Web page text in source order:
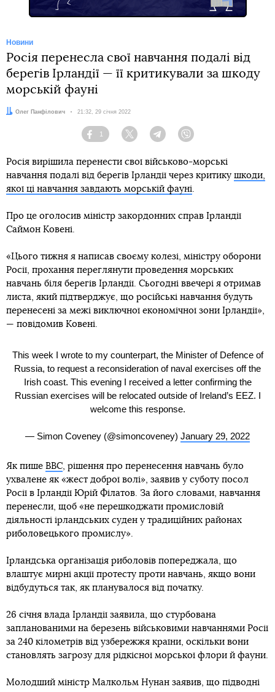
Новини
Росія перенесла свої навчання подалі від
берегів Ірландії — її критикували за шкоду
морській фауні
Автор:
Олег Панфілович Дата:
21:32, 29 січня 2022
Facebook
1
Twitter TelegramViber
Росія вирішила перенести свої військово-морські
навчання подалі від берегів Ірландії через критику шкоди,
якої ці навчання завдають морській фауні.
Про це оголосив міністр закордонних справ Ірландії
Саймон Ковені.
«Цього тижня я написав своєму колезі, міністру оборони
Росії, прохання переглянути проведення морських
навчань біля берегів Ірландії. Сьогодні ввечері я отримав
листа, який підтверджує, що російські навчання будуть
перенесені за межі виключної економічної зони Ірландії»,
— повідомив Ковені.
This week I wrote to my counterpart, the Minister of Defence of
Russia, to request a reconsideration of naval exercises off the
Irish coast. This evening I received a letter confirming the
Russian exercises will be relocated outside of Ireland’s EEZ. I
welcome this response.
— Simon Coveney (@simoncoveney) January 29, 2022
Як пише BBC, рішення про перенесення навчань було
ухвалене як «жест доброї волі», заявив у суботу посол
Росії в Ірландії Юрій Філатов. За його словами, навчання
перенесли, щоб «не перешкоджати промисловій
діяльності ірландських суден у традиційних районах
риболовецького промислу».
Ірландська організація риболовів попереджала, що
влаштує мирні акції протесту проти навчань, якщо вони
відбудуться так, як планувалося від початку.
26 січня влада Ірландії заявила, що стурбована
запланованими на березень військовими навчаннями Росії
за 240 кілометрів від узбережжя країни, оскільки вони
становлять загрозу для рідкісної морської флори й фауни.
Молодший міністр Малкольм Нунан заявив, що підводні